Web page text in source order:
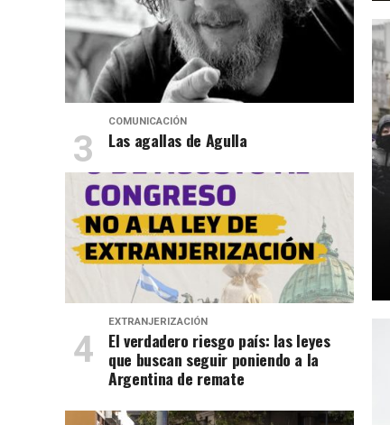
COMUNICACIÓN
Las agallas de Agulla
EXTRANJERIZACIÓN
El verdadero riesgo país: las leyes
que buscan seguir poniendo a la
Argentina de remate